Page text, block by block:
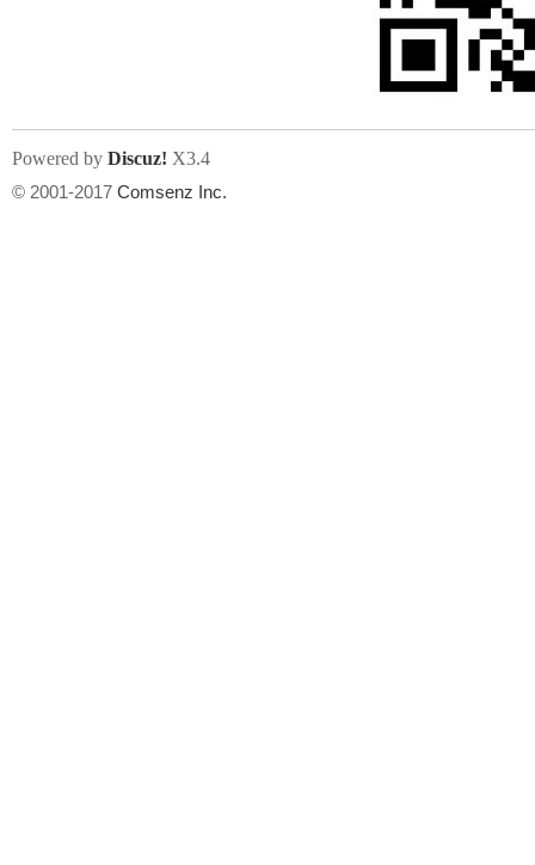
人
Powered by Discuz! X3.4
© 2001-2017 Comsenz Inc.